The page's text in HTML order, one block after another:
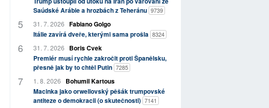
Saúdské Arábie a hrozbách z Teheránu 9739
31. 7. 2026 Fabiano Golgo
Itálie zavírá dveře, kterými sama prošla 8324
31. 7. 2026
Boris Cvek
Premiér musí rychle zakročit proti Španělsku,
přesně jak by to chtěl Putin 7285
1. 8. 2026
Bohumil Kartous
Macinka jako orwellovský pěšák trumpovské
antiteze o demokracii (o skutečnosti) 7141